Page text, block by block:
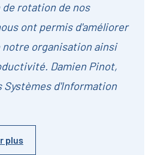
rotation de nos
ont permis d'améliorer
organisation ainsi
Damien Pinot,
Systèmes d'Information
plus